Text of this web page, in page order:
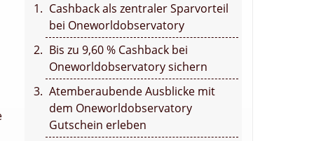
Cashback als zentraler Sparvorteil
bei Oneworldobservatory
Bis zu 9,60 % Cashback bei
Oneworldobservatory sichern
Atemberaubende Ausblicke mit
dem Oneworldobservatory
Gutschein erleben